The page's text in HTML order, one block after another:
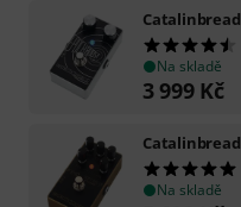
Catalinbread
Na skladě
3 999 Kč
Catalinbread
Na skladě